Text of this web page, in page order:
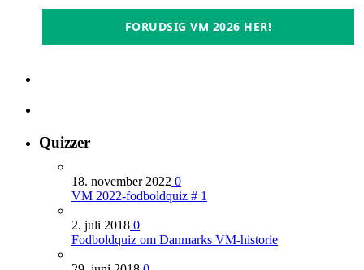
FORUDSIG VM 2026 HER!
Quizzer
18. november 2022 0
VM 2022-fodboldquiz # 1
2. juli 2018 0
Fodboldquiz om Danmarks VM-historie